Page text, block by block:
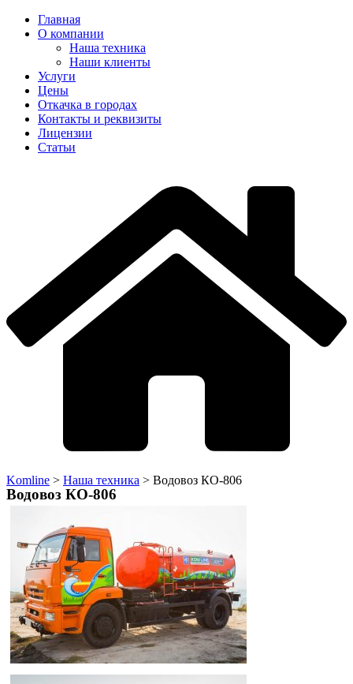
Главная
О компании
Наша техника
Наши клиенты
Услуги
Цены
Откачка в городах
Контакты и реквизиты
Лицензии
Статьи
Komline > Наша техника > Водовоз КО-806
Водовоз КО-806